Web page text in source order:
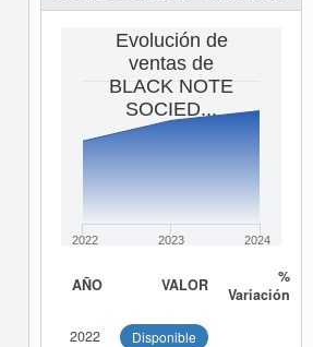
Evolución de
ventas de
BLACK NOTE
SOCIED...
2022 2023 2024
AÑO VALOR
%
Variación
2022 Disponible